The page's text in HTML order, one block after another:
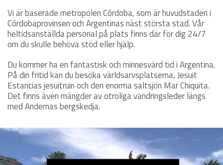
Vi är baserade metropolen Córdoba, som är huvudstaden i
Córdobaprovinsen och Argentinas näst största stad. Vår
heltidsanställda personal på plats finns där för dig 24/7
om du skulle behöva stöd eller hjälp.
Du kommer ha en fantastisk och minnesvärd tid i Argentina.
På din fritid kan du besöka världsarvsplatserna, Jesuit
Estancias jesuitruin och den enorma saltsjön Mar Chiquita.
Det finns även mängder av otroliga vandringsleder längs
med Andernas bergskedja.